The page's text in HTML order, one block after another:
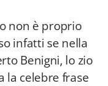
non è proprio
infatti se nella
Benigni, lo zio
la celebre frase